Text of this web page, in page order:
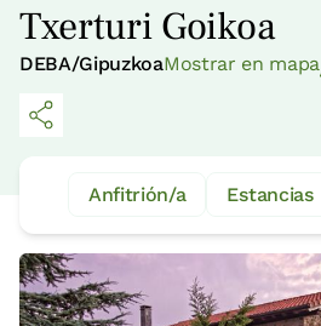
Txerturi Goikoa
DEBA/GipuzkoaMostrar en mapa
Anfitrión/a Estancias